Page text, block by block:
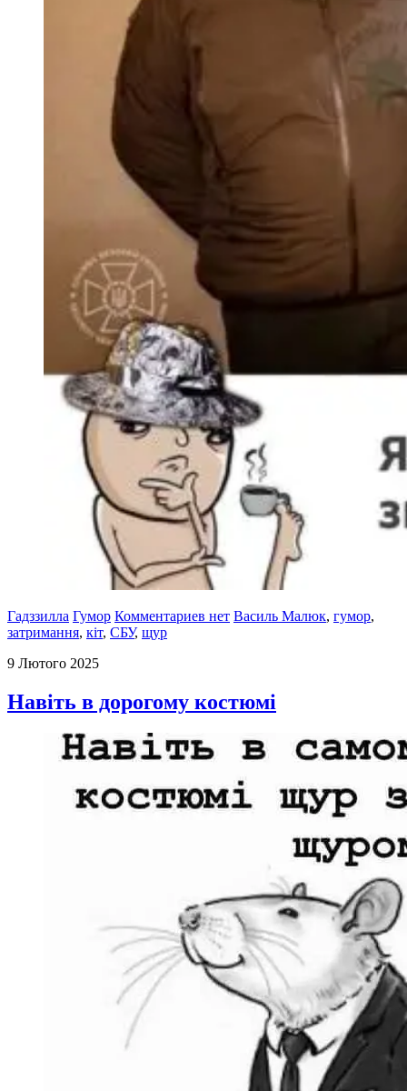
Гадззилла Гумор Комментариев нет Василь Малюк, гумор,
затримання, кіт, СБУ, щур
9 Лютого 2025
Навіть в дорогому костюмі